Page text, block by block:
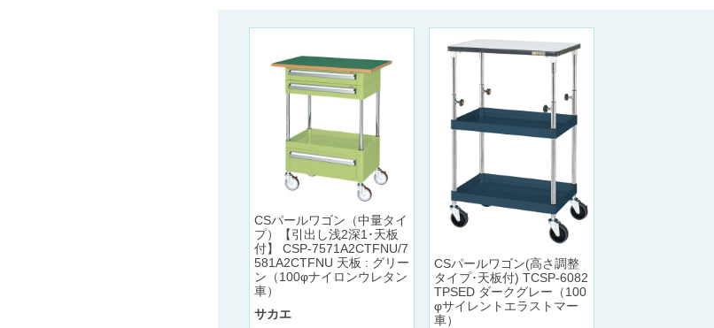
CSパールワゴン（中量タイ
プ）【引出し浅2深1･天板
付】 CSP-7571A2CTFNU/7
581A2CTFNU 天板 : グリー
ン（100φナイロンウレタン
車）
サカエ
CSパールワゴン(高さ調整
タイプ･天板付) TCSP-6082
TPSED ダークグレー（100
φサイレントエラストマー
車）